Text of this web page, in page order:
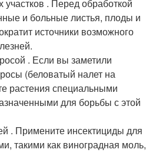
. Перед обработкой
и больные листья, плоды и
источники возможного
. Если вы заметили
(беловатый налет на
растения специальными
для борьбы с этой
. Примените инсектициды для
такими как виноградная моль,